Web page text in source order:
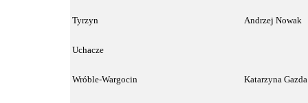
Tyrzyn Andrzej
Uchacze
Wróble-Wargocin Katarzyna Gazda